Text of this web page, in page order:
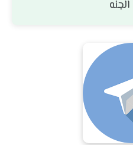
الجنه